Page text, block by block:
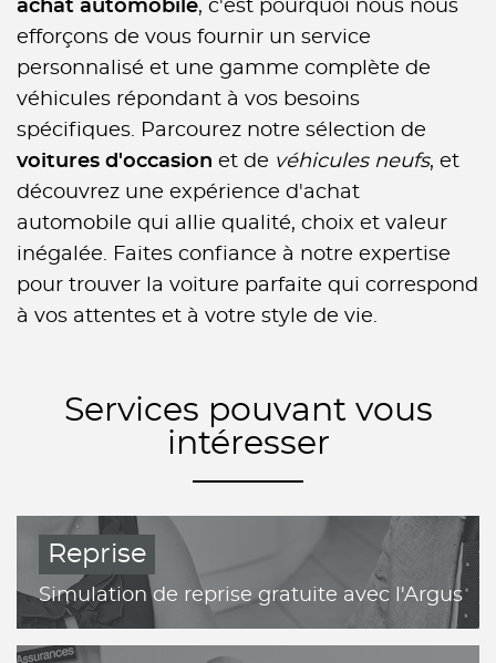
achat automobile, c'est pourquoi nous nous
efforçons de vous fournir un service
personnalisé et une gamme complète de
véhicules répondant à vos besoins
spécifiques. Parcourez notre sélection de
voitures d'occasion et de véhicules neufs, et
découvrez une expérience d'achat
automobile qui allie qualité, choix et valeur
inégalée. Faites confiance à notre expertise
pour trouver la voiture parfaite qui correspond
à vos attentes et à votre style de vie.
Services pouvant vous
intéresser
Reprise
Simulation de reprise gratuite avec l'Argus